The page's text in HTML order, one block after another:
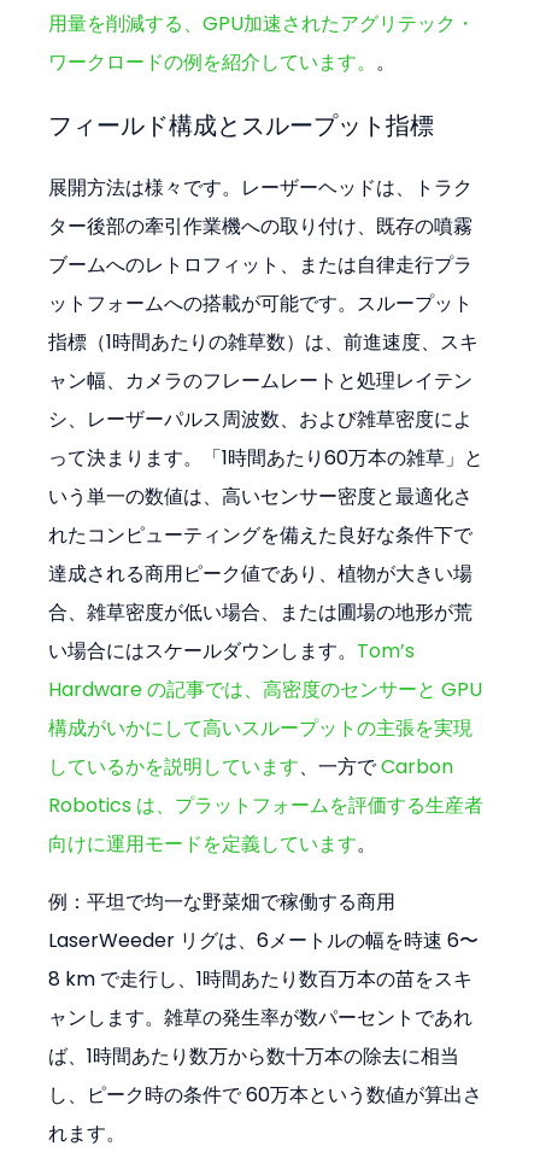
用量を削減する、GPU加速されたアグリテック・
ワークロードの例を紹介しています。 。
フィールド構成とスループット指標
展開方法は様々です。レーザーヘッドは、トラク
ター後部の牽引作業機への取り付け、既存の噴霧
ブームへのレトロフィット、または自律走行プラ
ットフォームへの搭載が可能です。スループット
指標（1時間あたりの雑草数）は、前進速度、スキ
ャン幅、カメラのフレームレートと処理レイテン
シ、レーザーパルス周波数、および雑草密度によ
って決まります。「1時間あたり60万本の雑草」と
いう単一の数値は、高いセンサー密度と最適化さ
れたコンピューティングを備えた良好な条件下で
達成される商用ピーク値であり、植物が大きい場
合、雑草密度が低い場合、または圃場の地形が荒
い場合にはスケールダウンします。 Tom’s
Hardware の記事では、高密度のセンサーと GPU
構成がいかにして高いスループットの主張を実現
しているかを説明しています、一方で Carbon
Robotics は、プラットフォームを評価する生産者
向けに運用モードを定義しています。
例：平坦で均一な野菜畑で稼働する商用
LaserWeeder リグは、6メートルの幅を時速 6〜
8 km で走行し、1時間あたり数百万本の苗をスキ
ャンします。雑草の発生率が数パーセントであれ
ば、1時間あたり数万から数十万本の除去に相当
し、ピーク時の条件で 60万本という数値が算出さ
れます。